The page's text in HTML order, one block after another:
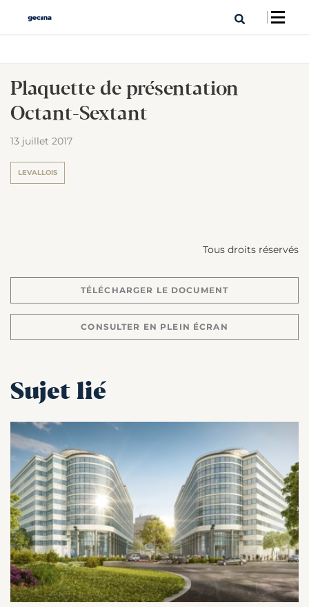
Plaquette de présentation
Octant-Sextant
13 juillet 2017
LEVALLOIS
Tous droits réservés
TÉLÉCHARGER LE DOCUMENT
CONSULTER EN PLEIN ÉCRAN
Sujet lié